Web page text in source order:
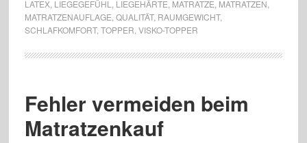
LATEX, LIEGEGEFÜHL LIEGEHÄRTE MATRATZE MATRATZEN
MATRATZENAUFLAGE QUALITÄT, RAUMGEWICHT,
SCHLAFKOMFORT, TOPPER VISKO-TOPPER
Fehler vermeiden beim
Matratzenkauf